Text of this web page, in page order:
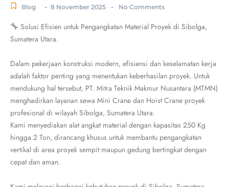
Blog - 8 November 2025 - No Comments
Solusi Efisien untuk Pengangkatan Material Proyek di Sibolga,
Sumatera Utara.
Dalam pekerjaan konstruksi modern, efisiensi dan keselamatan kerja
adalah faktor penting yang menentukan keberhasilan proyek. Untuk
mendukung hal tersebut, PT. Mitra Teknik Makmur Nusantara (MTMN)
menghadirkan layanan sewa Mini Crane dan Hoist Crane proyek
profesional di wilayah Sibolga, Sumatera Utara.
Kami menyediakan alat angkat material dengan kapasitas 250 Kg
hingga 2 Ton, dirancang khusus untuk membantu pengangkatan
vertikal di area proyek sempit maupun gedung bertingkat dengan
cepat dan aman.